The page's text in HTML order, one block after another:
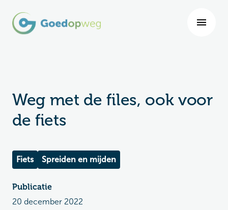
Weg met de files, ook voor
de fiets
Fiets Spreiden en mijden
Publicatie
20 december 2022